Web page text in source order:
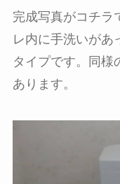
完成写真がコチラ
レ内に手洗いがあ
タイプです。同様
あります。